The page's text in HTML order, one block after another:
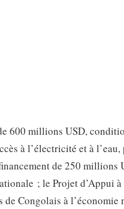
600 millions USD,
à l’électricité et à
de 250 millions
; le Projet d’Appui
Congolais à l’économie